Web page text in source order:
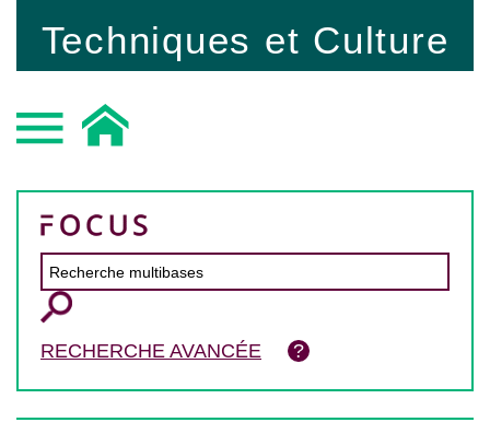
Techniques et Culture
RECHERCHE AVANCÉE